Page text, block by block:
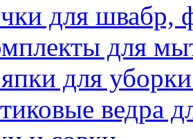
для швабр,
для
для
ведра